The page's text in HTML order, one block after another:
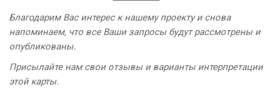
Благодарим Вас интерес к нашему проекту и снова
напоминаем, что все Ваши запросы будут рассмотрены и
опубликованы.
Присылайте нам свои отзывы и варианты интерпретации
этой карты.